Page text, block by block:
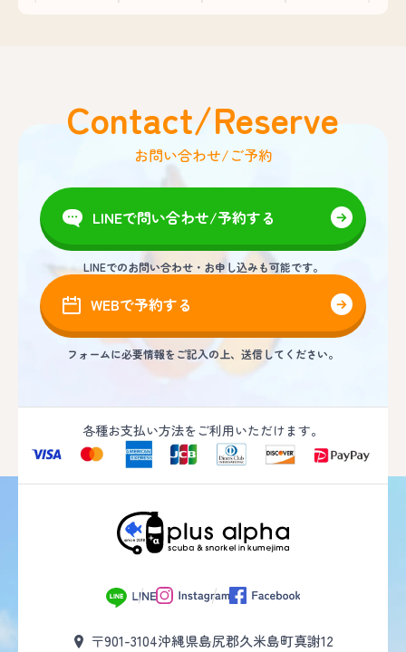
Contact/Reserve
お問い合わせ/ご予約
LINEで問い合わせ/予約する
LINEでのお問い合わせ・お申し込みも可能です。
WEBで予約する
フォームに必要情報をご記入の上、送信してください。
各種お支払い方法をご利用いただけます。
〒901-3104沖縄県島尻郡久米島町真謝12